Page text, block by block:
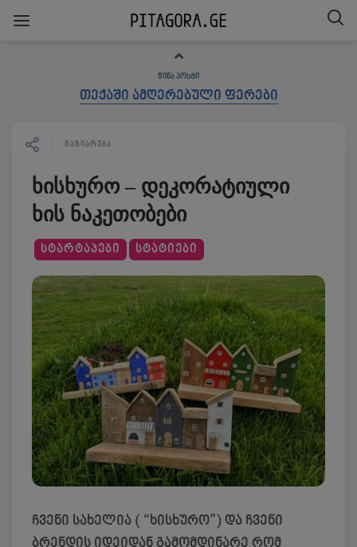
ᲬᲘᲜᲐ ᲞᲝᲡᲢᲘ
თექაში ამღერებული ფერები
ᲒᲐᲖᲘᲐᲠᲔᲑᲐ
ხისხურო – დეკორატიული
ხის ნაკეთობები
ᲡᲢᲐᲠᲢᲐᲞᲔᲑᲘ ᲡᲢᲐᲢᲘᲔᲑᲘ
ჩვენი სახელია ( “ხისხურო”) და ჩვენი
ბრენდის იდეიდან გამომდინარე რომ